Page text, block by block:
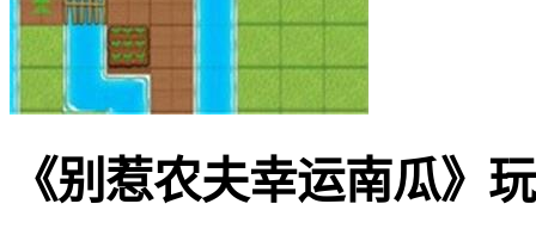
《别惹农夫幸运南瓜》